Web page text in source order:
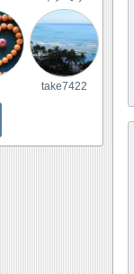
take7422